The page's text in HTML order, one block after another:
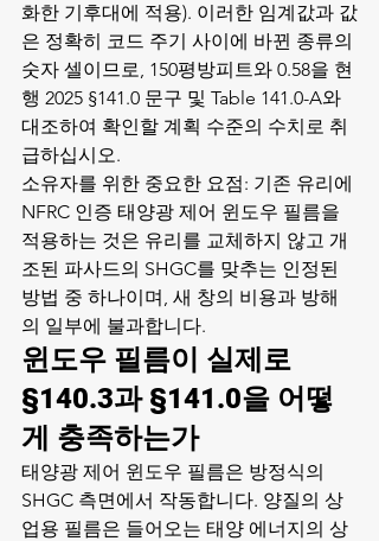
화한 기후대에 적용). 이러한 임계값과 값
은 정확히 코드 주기 사이에 바뀐 종류의
숫자 셀이므로, 150평방피트와 0.58을 현
행 2025 §141.0 문구 및 Table 141.0-A와
대조하여 확인할 계획 수준의 수치로 취
급하십시오.
소유자를 위한 중요한 요점: 기존 유리에
NFRC 인증 태양광 제어 윈도우 필름을
적용하는 것은 유리를 교체하지 않고 개
조된 파사드의 SHGC를 맞추는 인정된
방법 중 하나이며, 새 창의 비용과 방해
의 일부에 불과합니다.
윈도우 필름이 실제로
§140.3과 §141.0을 어떻
게 충족하는가
태양광 제어 윈도우 필름은 방정식의
SHGC 측면에서 작동합니다. 양질의 상
업용 필름은 들어오는 태양 에너지의 상